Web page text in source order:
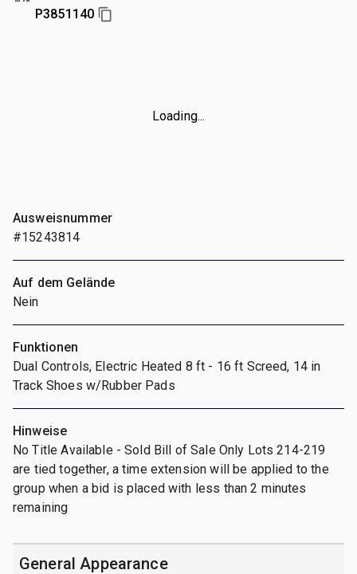
P3851140
Loading...
Ausweisnummer
#15243814
Auf dem Gelände
Nein
Funktionen
Dual Controls, Electric Heated 8 ft - 16 ft Screed, 14 in
Track Shoes w/Rubber Pads
Hinweise
No Title Available - Sold Bill of Sale Only Lots 214-219
are tied together, a time extension will be applied to the
group when a bid is placed with less than 2 minutes
remaining
General Appearance